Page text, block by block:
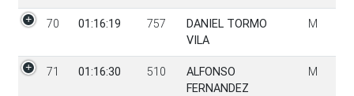
70 01:16:19 757
DANIEL TORMO
VILA
M
71 01:16:30 510
ALFONSO
FERNANDEZ
M